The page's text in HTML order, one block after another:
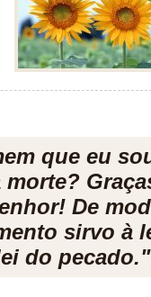
que eu
De
sirvo à
do